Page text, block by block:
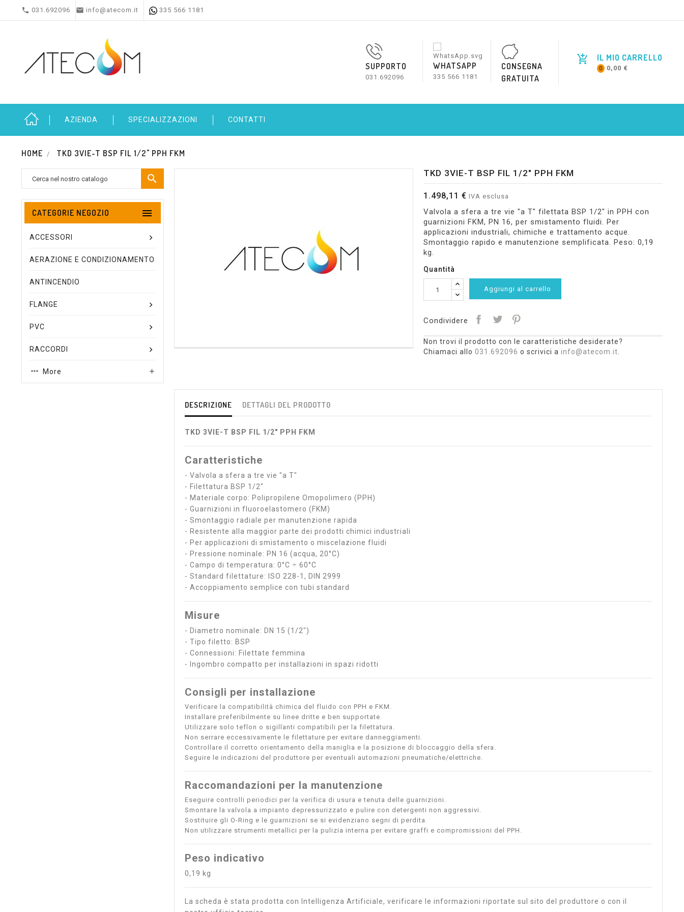
 031.692096  info@atecom.it 335 566 1181
IL MIO CARRELLO
0 0,00 €
SUPPORTO
031.692096
WHATSAPP
335 566 1181
CONSEGNA
GRATUITA
AZIENDA SPECIALIZZAZIONI CONTATTI
HOME TKD 3VIE-T BSP FIL 1/2" PPH FKM

CATEGORIE NEGOZIO 
ACCESSORI
AERAZIONE E CONDIZIONAMENTO
ANTINCENDIO
FLANGE
PVC
RACCORDI
More 
TKD 3VIE-T BSP FIL 1/2" PPH FKM
1.498,11 € IVA esclusa
Valvola a sfera a tre vie "a T" filettata BSP 1/2" in PPH con
guarnizioni FKM, PN 16, per smistamento fluidi. Per
applicazioni industriali, chimiche e trattamento acque.
Smontaggio rapido e manutenzione semplificata. Peso: 0,19
kg.
Quantità
Aggiungi al carrello
Condividere
Non trovi il prodotto con le caratteristiche desiderate?
Chiamaci allo 031.692096 o scrivici a info@atecom.it
DESCRIZIONE DETTAGLI DEL PRODOTTO
TKD 3VIE-T BSP FIL 1/2" PPH FKM
Caratteristiche
- Valvola a sfera a tre vie "a T"
- Filettatura BSP 1/2"
- Materiale corpo: Polipropilene Omopolimero (PPH)
- Guarnizioni in fluoroelastomero (FKM)
- Smontaggio radiale per manutenzione rapida
- Resistente alla maggior parte dei prodotti chimici industriali
- Per applicazioni di smistamento o miscelazione fluidi
- Pressione nominale: PN 16 (acqua, 20°C)
- Campo di temperatura: 0°C ÷ 60°C
- Standard filettature: ISO 228-1, DIN 2999
- Accoppiamento semplice con tubi standard
Misure
- Diametro nominale: DN 15 (1/2")
- Tipo filetto: BSP
- Connessioni: Filettate femmina
- Ingombro compatto per installazioni in spazi ridotti
Consigli per installazione
Verificare la compatibilità chimica del fluido con PPH e FKM.
Installare preferibilmente su linee dritte e ben supportate.
Utilizzare solo teflon o sigillanti compatibili per la filettatura.
Non serrare eccessivamente le filettature per evitare danneggiamenti.
Controllare il corretto orientamento della maniglia e la posizione di bloccaggio della sfera.
Seguire le indicazioni del produttore per eventuali automazioni pneumatiche/elettriche.
Raccomandazioni per la manutenzione
Eseguire controlli periodici per la verifica di usura e tenuta delle guarnizioni.
Smontare la valvola a impianto depressurizzato e pulire con detergenti non aggressivi.
Sostituire gli O-Ring e le guarnizioni se si evidenziano segni di perdita.
Non utilizzare strumenti metallici per la pulizia interna per evitare graffi e compromissioni del PPH.
Peso indicativo
0,19 kg
La scheda è stata prodotta con Intelligenza Artificiale, verificare le informazioni riportate sul sito del produttore o con il